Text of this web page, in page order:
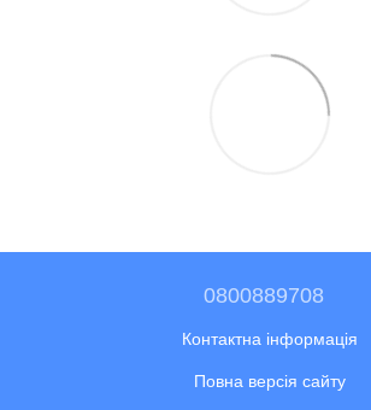
0800889708
Контактна інформація
Повна версія сайту